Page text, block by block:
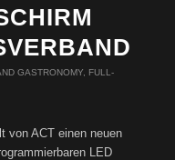
GASTRONOMY,
FULL-
von ACT einen neuen
LED